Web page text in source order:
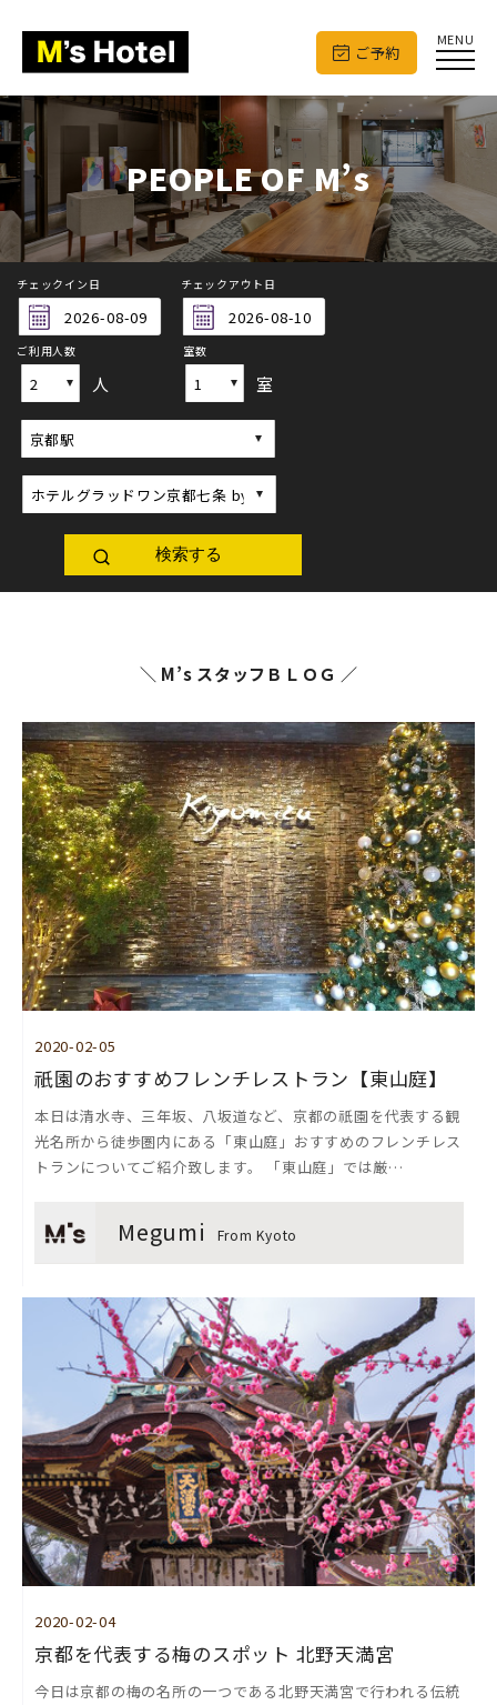
ご予約
MENU
PEOPLE OF M’s
チェックイン日 チェックアウト日
ご利用人数
人
室数
室
検索する
＼ M’s スタッフＢＬＯＧ ／
2020-02-05
祇園のおすすめフレンチレストラン【東山庭】
本日は清水寺、三年坂、八坂道など、京都の祇園を代表する観
光名所から徒歩圏内にある「東山庭」おすすめのフレンチレス
トランについてご紹介致します。 「東山庭」では厳…
Megumi From Kyoto
2020-02-04
京都を代表する梅のスポット 北野天満宮
今日は京都の梅の名所の一つである北野天満宮で行われる伝統